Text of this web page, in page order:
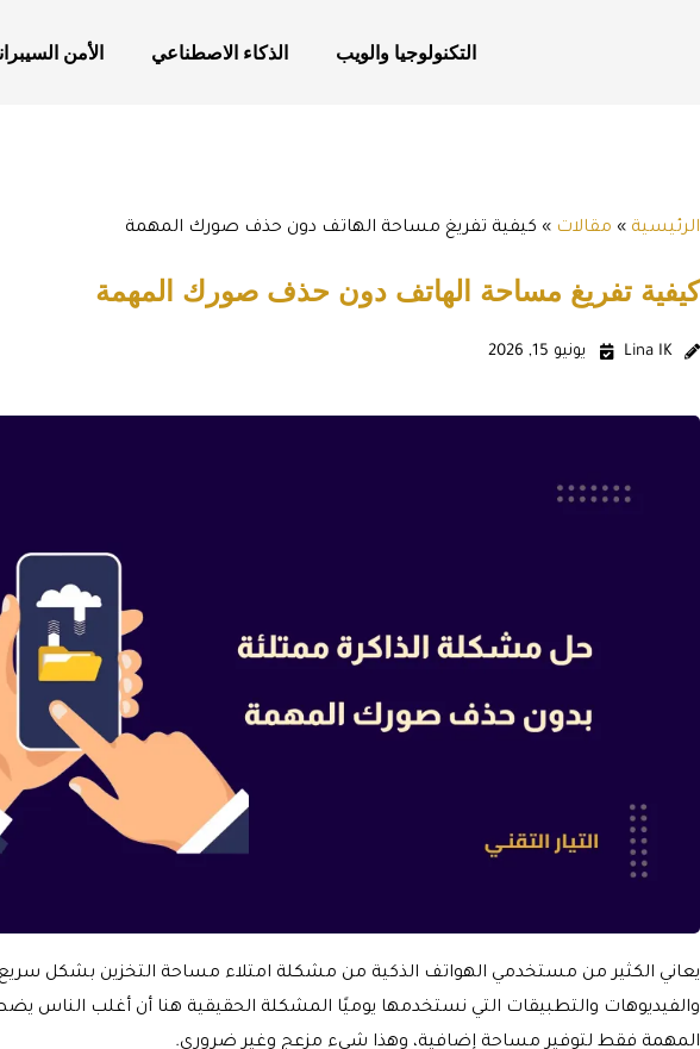
التكنولوجيا والويب الذكاء الاصطناعي الأمن
الرئيسية » مقالات » كيفية تفريغ مساحة الهاتف دون حذف صورك المهمة
كيفية تفريغ مساحة الهاتف دون حذف صورك المهمة
Lina IK يونيو 15, 2026
يعاني الكثير من مستخدمي الهواتف الذكية من مشكلة امتلاء مساحة التخزين بشكل
والفيديوهات والتطبيقات التي نستخدمها يوميًا المشكلة الحقيقية هنا أن أغلب
المهمة فقط لتوفير مساحة إضافية، وهذا شيء مزعج وغير ضروري.